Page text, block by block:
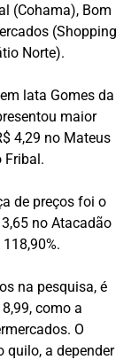
(Cohama), Bom
(Shopping
Norte).
lata Gomes da
maior
4,29 no Mateus
Fribal.
de preços foi o
no Atacadão
na pesquisa, é
como a
O
quilo, a depender